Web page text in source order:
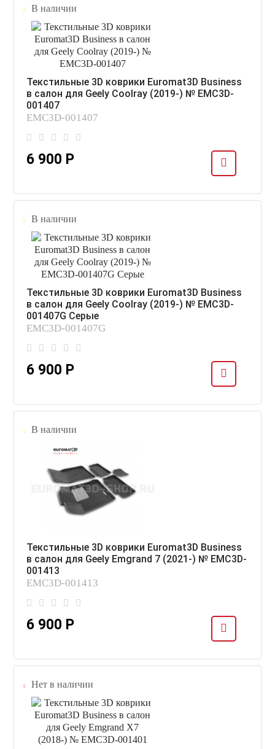
В наличии
Текстильные 3D коврики Euromat3D Business
в салон для Geely Coolray (2019-) № EMC3D-
001407
EMC3D-001407
6 900 Р
В наличии
Текстильные 3D коврики Euromat3D Business
в салон для Geely Coolray (2019-) № EMC3D-
001407G Серые
EMC3D-001407G
6 900 Р
В наличии
Текстильные 3D коврики Euromat3D Business
в салон для Geely Emgrand 7 (2021-) № EMC3D-
001413
EMC3D-001413
6 900 Р
Нет в наличии